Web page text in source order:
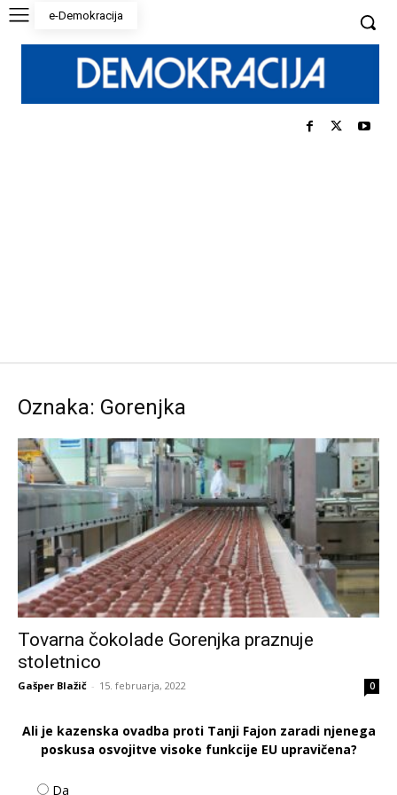
e-Demokracija
Oznaka: Gorenjka
Tovarna čokolade Gorenjka praznuje
stoletnico
Gašper Blažič - 15. februarja, 2022 0
Ali je kazenska ovadba proti Tanji Fajon zaradi njenega
poskusa osvojitve visoke funkcije EU upravičena?
Da